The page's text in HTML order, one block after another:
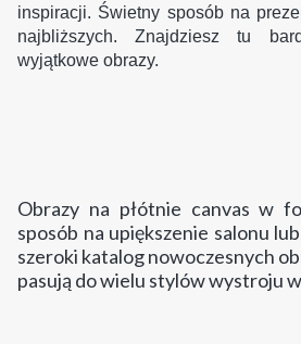
inspiracji. Świetny sposób na
najbliższych.Znajdziesz tu
wyjątkowe obrazy.
Obrazy na płótnie canvas w
sposób na upiększenie salonu
szeroki katalog nowoczesnych
pasują do wielu stylów wystroju